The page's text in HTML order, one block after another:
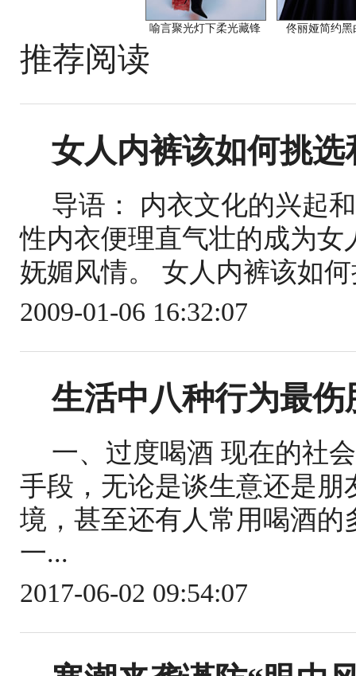
喻言聚光灯下柔光藏锋 佟丽娅简约黑
推荐阅读
女人内裤该如何挑
导语： 内衣文化的兴起
性内衣便理直气壮的成为
妩媚风情。 女人内裤该如
2009-01-06 16:32:07
生活中八种行为最
一、过度喝酒 现在的社
手段，无论是谈生意还是
境，甚至还有人常用喝酒
一...
2017-06-02 09:54:07